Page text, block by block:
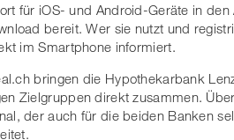
für iOS- und Android-Geräte in
bereit. Wer sie nutzt und
im Smartphone informiert.
bringen die Hypothekarbank
Zielgruppen direkt zusammen.
der auch für die beiden Banken